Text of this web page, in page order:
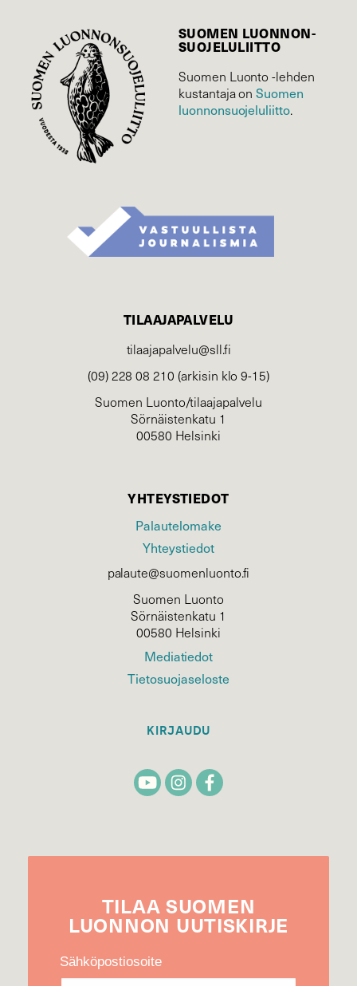
SUOMEN LUONNON­
SUOJELU­LIITTO
Suomen Luonto -lehden
kustantaja onSuomen
luonnonsuojelu­liitto.
TILAAJAPALVELU
tilaajapalvelu@sll.fi
(09) 228 08 210 (arkisin klo 9-15)
Suomen Luonto/tilaajapalvelu
Sörnäistenkatu 1
00580 Helsinki
YHTEYSTIEDOT
Palautelomake
Yhteystiedot
palaute@suomenluonto.fi
Suomen Luonto
Sörnäistenkatu 1
00580 Helsinki
Mediatiedot
Tietosuojaseloste
KIRJAUDU
TILAA SUOMEN
LUONNON UUTIS­KIRJE
Sähköpostiosoite